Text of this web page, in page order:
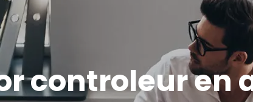
controleur en